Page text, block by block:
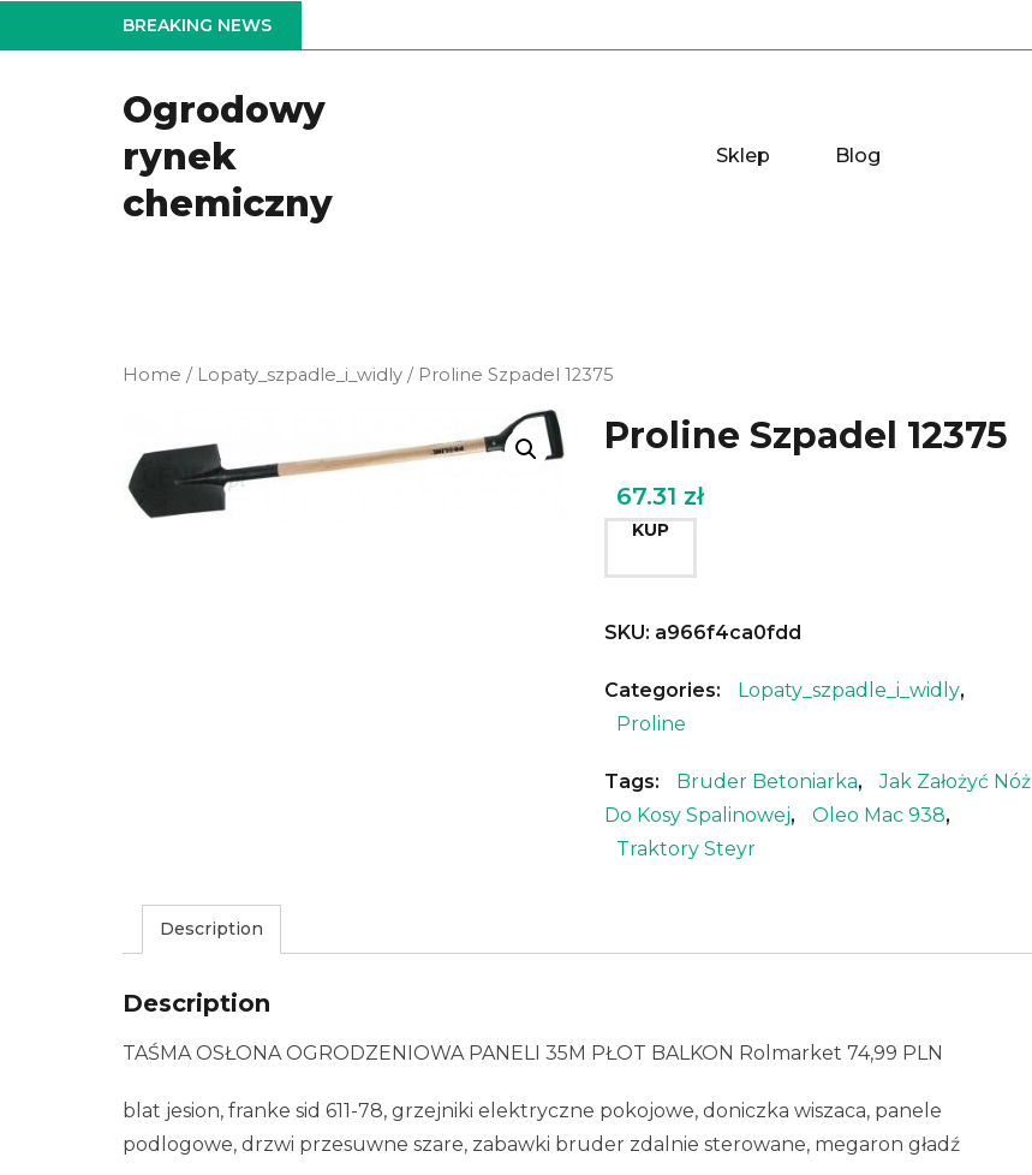
to
BREAKING NEWS
Ogrodowy
rynek
chemiczny
Sklep Blog
Home / Lopaty_szpadle_i_widly / Proline Szpadel 12375
Proline Szpadel 12375
67.31 zł
KUP
SKU: a966f4ca0fdd
Categories: Lopaty_szpadle_i_widly,
Proline
Tags: Bruder Betoniarka,
Jak Założyć Nóż
Do Kosy Spalinowej, Oleo Mac 938,
Traktory Steyr
Description
Description
TAŚMA OSŁONA OGRODZENIOWA PANELI 35M PŁOT BALKON Rolmarket 74,99 PLN
blat jesion, franke sid 611-78, grzejniki elektryczne pokojowe, doniczka wiszaca, panele
podlogowe, drzwi przesuwne szare, zabawki bruder zdalnie sterowane, megaron gładź